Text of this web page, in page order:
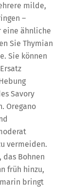
milde,
–
eine ähnliche
Sie Thymian
Sie können
Savory
Oregano
vermeiden.
Bohnen
früh hinzu,
bringt